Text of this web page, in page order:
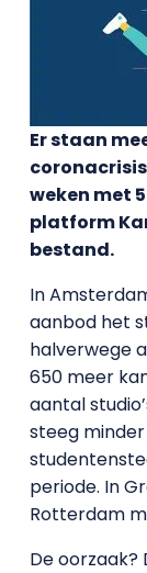
Er staan
weken met
platform
bestand.
In
aanbod het
halverwege
650 meer
aantal
steeg
periode. In
Rotterdam
De